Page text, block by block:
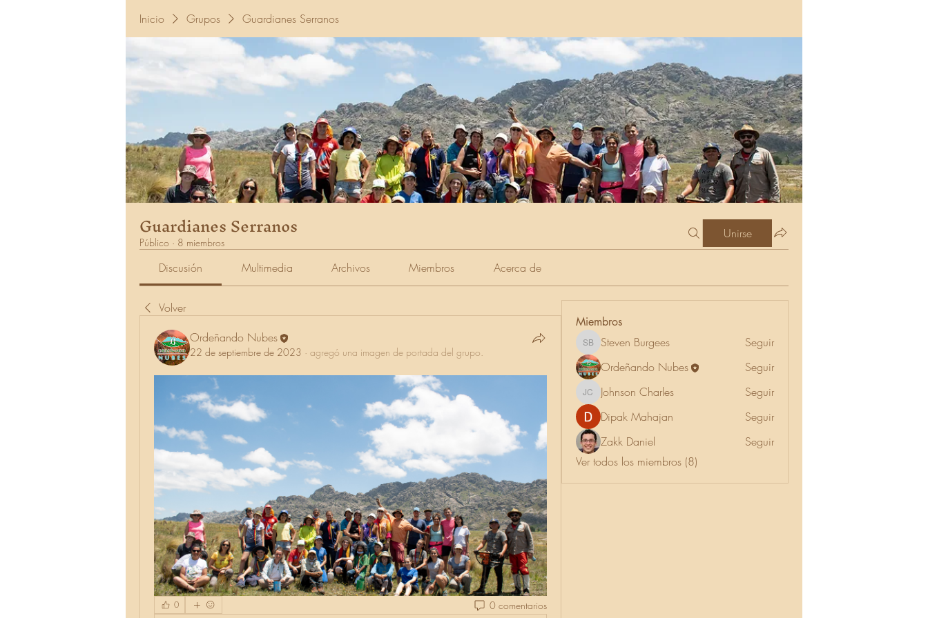
Inicio Grupos Guardianes Serranos
Guardianes Serranos
Público · 8 miembros
Unirse
Discusión Multimedia Archivos Miembros Acerca de
Volver
Ordeñando Nubes
22 de septiembre de 2023 · agregó una imagen de portada del grupo.
0 0 comentarios
Miembros
Steven Burgees
Steven Burgees
Seguir
Ordeñando Nubes
Seguir
Johnson Charles
Johnson Charles
Seguir
Dipak Mahajan
Seguir
Zakk Daniel
Seguir
Ver todos los miembros (8)